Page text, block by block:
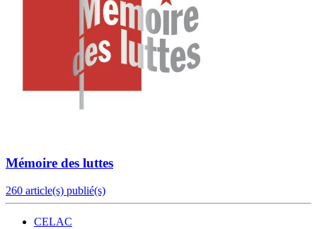
Mémoire des luttes
260 article(s) publié(s)
CELAC